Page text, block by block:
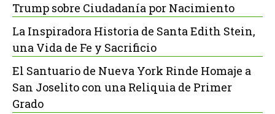
Trump sobre Ciudadanía por Nacimiento
La Inspiradora Historia de Santa Edith Stein,
una Vida de Fe y Sacrificio
El Santuario de Nueva York Rinde Homaje a
San Joselito con una Reliquia de Primer
Grado